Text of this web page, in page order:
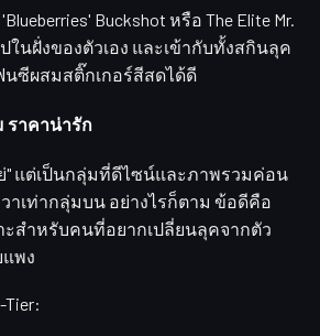
'Blueberries' Buckshot หรือ The Elite Mr.
ในฝั่งของตัวเอง และเข้ากับทั้งสกินลุค
ซีผสมสติ๊กเกอร์สีสดได้ดี
ราคาน่ารัก
" แต่เป็นกลุ่มที่ดีไซน์และภาพรวมค่อน
าเท่ากลุ่มบน อย่างไรก็ตาม ข้อดีคือ
ะสำหรับคนที่อยากเปลี่ยนลุคจากตัว
แพง